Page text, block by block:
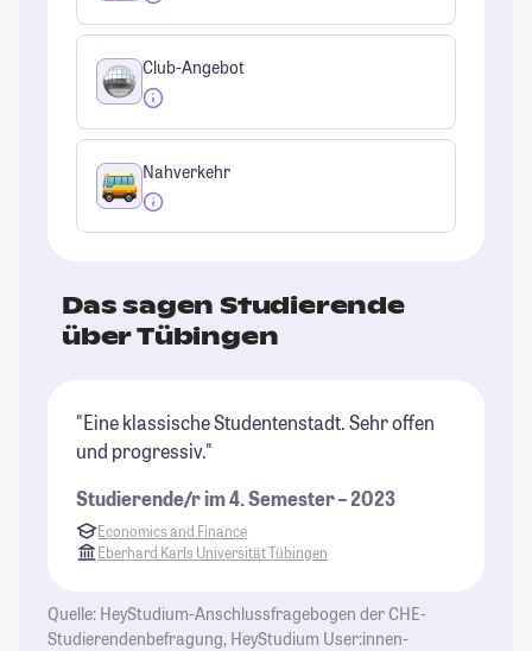
Club-Angebot
Nahverkehr
Das sagen Studierende
über Tübingen
"Eine klassische Studentenstadt. Sehr offen
und progressiv."
Studierende/r im 4. Semester – 2023
Economics and Finance
Eberhard Karls Universität Tübingen
Quelle: HeyStudium-Anschlussfragebogen der CHE-
Studierendenbefragung, HeyStudium User:innen-